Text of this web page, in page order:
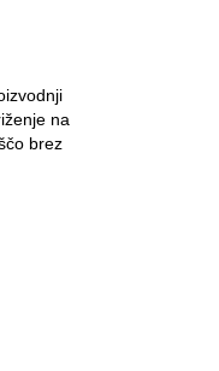
na
brez